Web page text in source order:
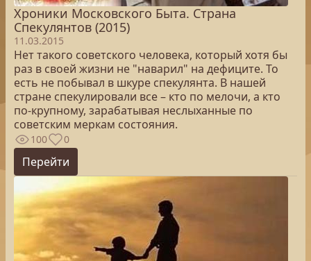
Хроники Московского Быта. Страна
Спекулянтов (2015)
11.03.2015
Нет такого советского человека, который хотя бы
раз в своей жизни не "наварил" на дефиците. То
есть не побывал в шкуре спекулянта. В нашей
стране спекулировали все – кто по мелочи, а кто
по-крупному, зарабатывая неслыханные по
советским меркам состояния.
100 0
Перейти